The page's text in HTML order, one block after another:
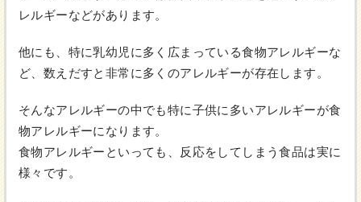
レルギーなどがあります。
他にも、特に乳幼児に多く広まっている食物アレルギーな
ど、数えだすと非常に多くのアレルギーが存在します。
そんなアレルギーの中でも特に子供に多いアレルギーが食
物アレルギーになります。
食物アレルギーといっても、反応をしてしまう食品は実に
様々です。